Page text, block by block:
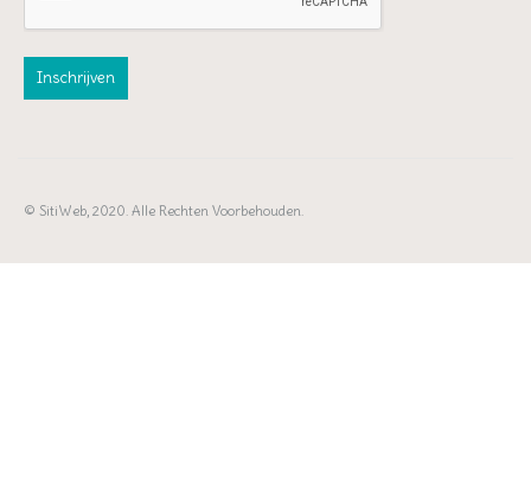
© SitiWeb, 2020. Alle Rechten Voorbehouden.